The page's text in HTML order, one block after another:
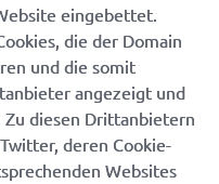
eingebettet.
die der Domain
und die somit
angezeigt und
diesen Drittanbietern
deren Cookie-
Websites